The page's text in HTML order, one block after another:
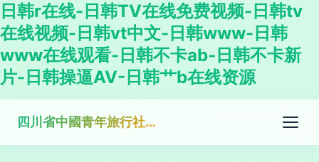
日韩r在线-日韩TV在线免费视频-日韩tv
在线视频-日韩vt中文-日韩www-日韩
www在线观看-日韩不卡ab-日韩不卡新
片-日韩操逼AV-日韩艹b在线资源
四川省中國青年旅行社有限公司佳靈分社